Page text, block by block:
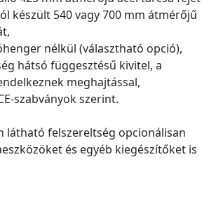
készült 540 vagy 700 mm átmérőjű
nélkül (választható opció),
hátsó függesztésű kivitel, a
meghajtással,
szabványok szerint.
látható felszereltség opcionálisan
és egyéb kiegészítőket is